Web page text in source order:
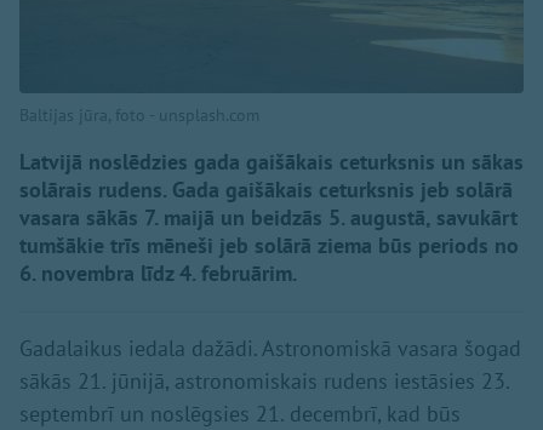
Baltijas jūra, foto - unsplash.com
Latvijā noslēdzies gada gaišākais ceturksnis un sākas
solārais rudens. Gada gaišākais ceturksnis jeb solārā
vasara sākās 7. maijā un beidzās 5. augustā, savukārt
tumšākie trīs mēneši jeb solārā ziema būs periods no
6. novembra līdz 4. februārim.
Gadalaikus iedala dažādi. Astronomiskā vasara šogad
sākās 21. jūnijā, astronomiskais rudens iestāsies 23.
septembrī un noslēgsies 21. decembrī, kad būs